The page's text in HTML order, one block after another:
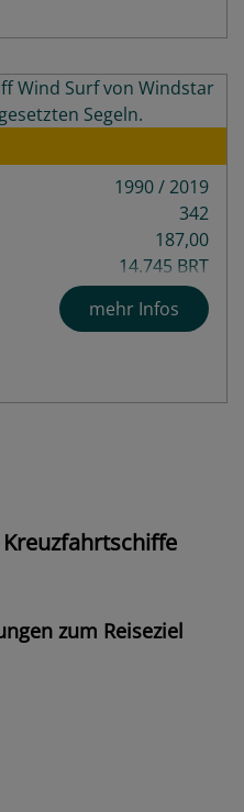
1990 / 2019
342
187,00
14.745 BRT
6
mehr Infos
zum Reiseziel